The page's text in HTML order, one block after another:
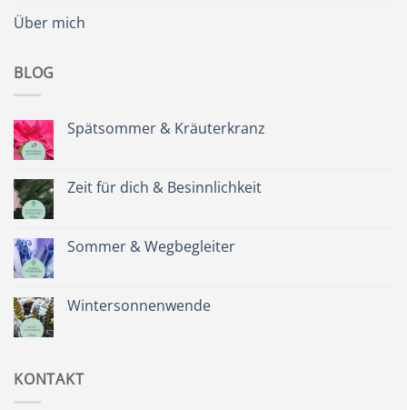
Über mich
BLOG
Spätsommer & Kräuterkranz
Spätsommer
&
Zeit für dich & Besinnlichkeit
Zeit
für
Sommer & Wegbegleiter
Sommer
&
Wintersonnenwende
KONTAKT